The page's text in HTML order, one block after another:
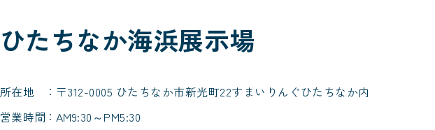
ひたちなか海浜展示場
所在地
〒312-0005 ひたちなか市新光町22すまいりんぐひたちなか内
営業時間
AM9:30～PM5:30